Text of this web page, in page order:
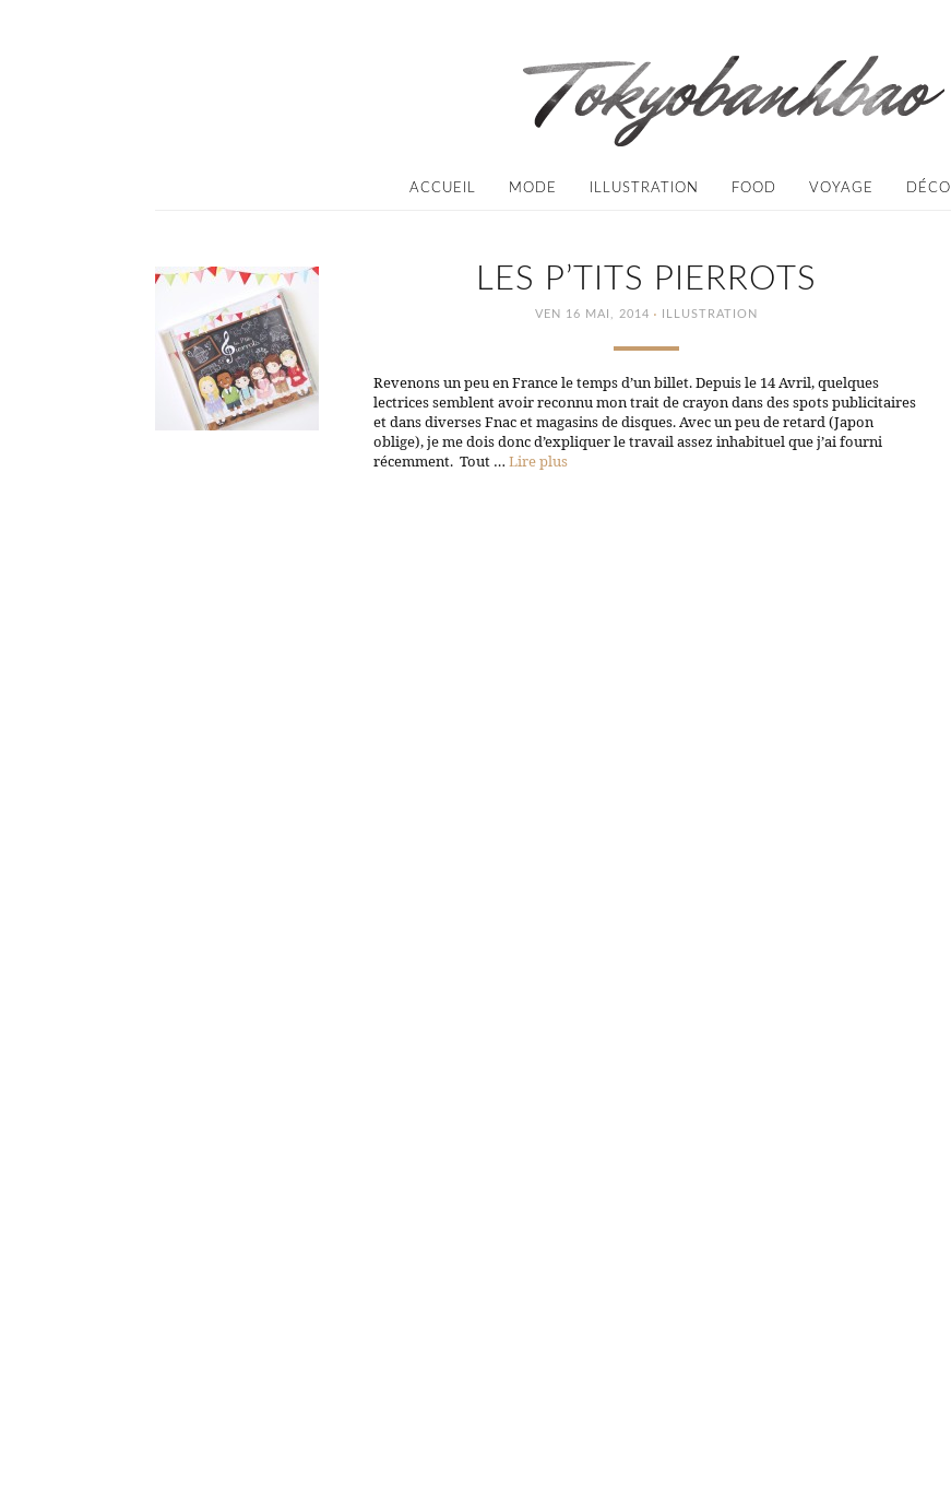
ACCUEIL MODE ILLUSTRATION FOOD VOYAGE DÉCO
LES P’TITS PIERROTS
VEN 16 MAI, 2014 · ILLUSTRATION
Revenons un peu en France le temps d’un billet. Depuis le 14 Avril, quelques
lectrices semblent avoir reconnu mon trait de crayon dans des spots publicitaires
et dans diverses Fnac et magasins de disques. Avec un peu de retard (Japon
oblige), je me dois donc d’expliquer le travail assez inhabituel que j’ai fourni
récemment. Tout … Lire plus